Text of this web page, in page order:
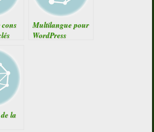
cons
Multilangue pour
WordPress
la